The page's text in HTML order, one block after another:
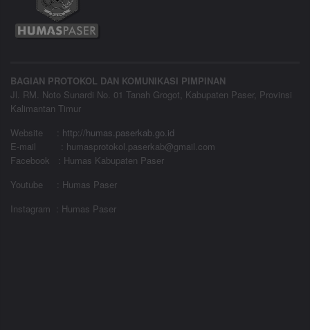
BAGIAN PROTOKOL DAN KOMUNIKASI PIMPINAN
Jl. RM. Noto Sunardi No. 01 Tanah Grogot, Kabupaten Paser, Provinsi
Kalimantan Timur
Website
: http://humas.paserkab.go.id
E-mail : humasprotokol.paserkab@gmail.com
Facebook : Humas Kabupaten Paser
Youtube : Humas Paser
Instagram : Humas Paser